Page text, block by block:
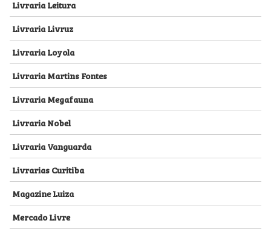
Livraria Leitura
Livraria Livruz
Livraria Loyola
Livraria Martins Fontes
Livraria Megafauna
Livraria Nobel
Livraria Vanguarda
Livrarias Curitiba
Magazine Luiza
Mercado Livre